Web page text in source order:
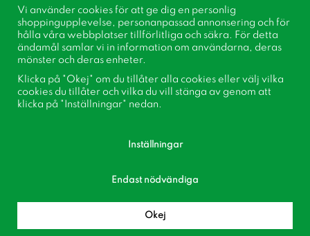
Nyhetsbrev
Om cookies
Inspiration
Bli medlem i vår kundklubb!
Vi använder cookies för att ge dig en personlig
shoppingupplevelse, personanpassad annonsering och för
hålla våra webbplatser tillförlitliga och säkra. För detta
ändamål samlar vi in information om användarna, deras
mönster och deras enheter.
Klicka på "Okej" om du tillåter alla cookies eller välj vilka
cookies du tillåter och vilka du vill stänga av genom att
klicka på "Inställningar" nedan.
Inställningar
Endast nödvändiga
Okej